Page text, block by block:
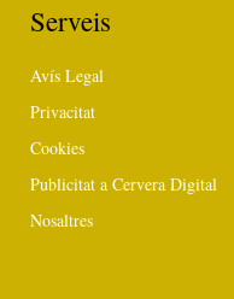
Serveis
Avís Legal
Privacitat
Cookies
Publicitat a Cervera Digital
Nosaltres